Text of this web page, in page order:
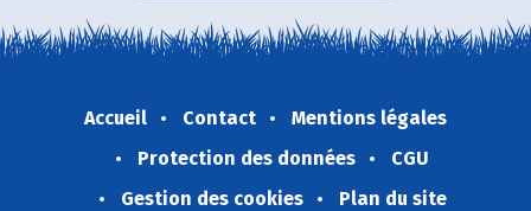
Accueil Contact
Mentions légales
Protection des données
CGU
Gestion des cookies
Plan du site